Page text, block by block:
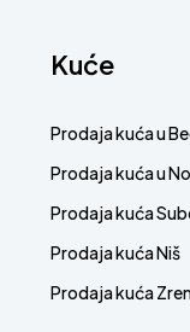
Kuće
Prodaja kuća u
Prodaja kuća u
Prodaja kuća
Prodaja kuća Niš
Prodaja kuća